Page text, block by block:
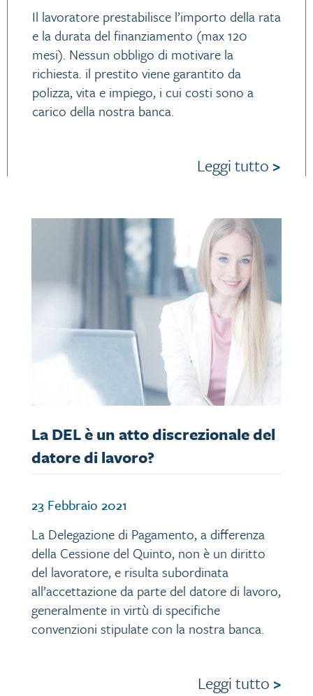
Il lavoratore prestabilisce l’importo della rata
e la durata del finanziamento (max 120
mesi). Nessun obbligo di motivare la
richiesta. il prestito viene garantito da
polizza, vita e impiego, i cui costi sono a
carico della nostra banca.
Leggi tutto >
La DEL è un atto discrezionale del
datore di lavoro?
23 Febbraio 2021
La Delegazione di Pagamento, a differenza
della Cessione del Quinto, non è un diritto
del lavoratore, e risulta subordinata
all’accettazione da parte del datore di lavoro,
generalmente in virtù di specifiche
convenzioni stipulate con la nostra banca.
Leggi tutto >